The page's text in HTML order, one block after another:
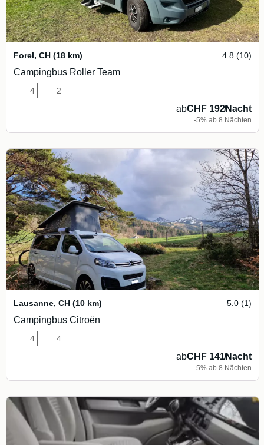
Forel, CH (18 km) 4.8 (10)
Campingbus Roller Team
4 2
abCHF 192/Nacht
-5% ab 8 Nächten
Lausanne, CH (10 km) 5.0 (1)
Campingbus Citroën
4 4
abCHF 141/Nacht
-5% ab 8 Nächten